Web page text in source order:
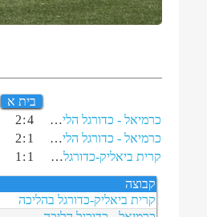
בית א
כרמיאל - כדורגל הליכה
4
:
2
כרמיאל - כדורגל הליכה
1
:
2
קרית ביאליק-כדורגל בהליכה
1
:
1
קבוצה
קרית ביאליק-כדורגל בהליכה